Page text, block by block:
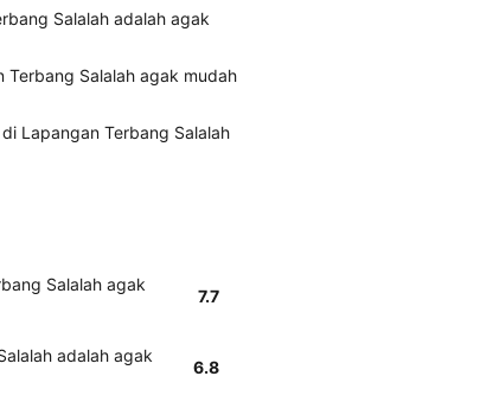
Salalah adalah agak
Terbang Salalah agak mudah
Lapangan Terbang Salalah
Salalah agak
7.7
adalah agak
6.8